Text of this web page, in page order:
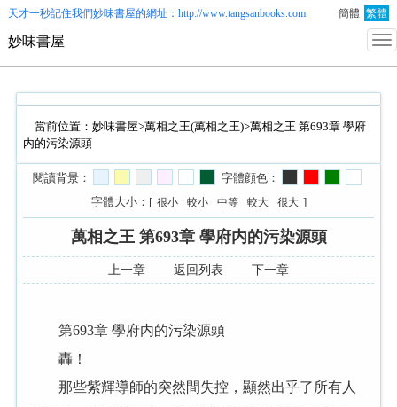
天才一秒記住我們妙味書屋的網址：http://www.tangsanbooks.com 簡體 繁體
妙味書屋
當前位置： 妙味書屋>萬相之王(萬相之王)>萬相之王 第693章 學府
内的污染源頭
閱讀背景：
字體顔色：
字體大小：[ 很小 較小 中等 較大 很大 ]
萬相之王 第693章 學府内的污染源頭
上一章 返回列表 下一章
第693章 學府内的污染源頭
轟！
那些紫輝導師的突然間失控，顯然出乎了所有人